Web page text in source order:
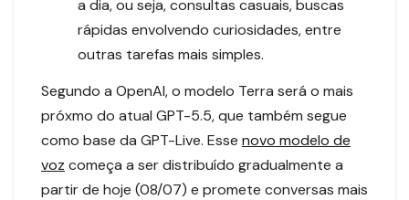
a dia, ou seja, consultas casuais, buscas
rápidas envolvendo curiosidades, entre
outras tarefas mais simples.
Segundo a OpenAI, o modelo Terra será o mais
próxmo do atual GPT-5.5, que também segue
como base da GPT-Live. Esse novo modelo de
voz começa a ser distribuído gradualmente a
partir de hoje (08/07) e promete conversas mais